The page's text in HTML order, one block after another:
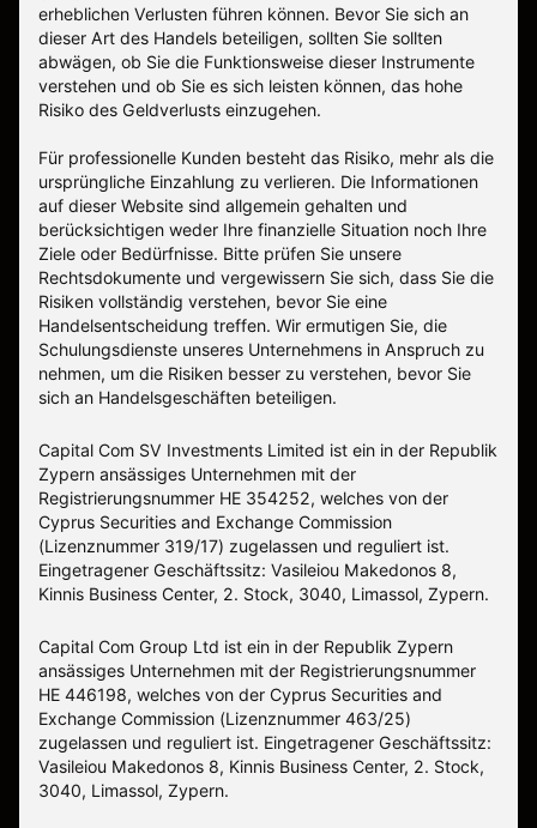
erheblichen Verlusten führen können. Bevor Sie sich an
dieser Art des Handels beteiligen, sollten Sie sollten
abwägen, ob Sie die Funktionsweise dieser Instrumente
verstehen und ob Sie es sich leisten können, das hohe
Risiko des Geldverlusts einzugehen.
Für professionelle Kunden besteht das Risiko, mehr als die
ursprüngliche Einzahlung zu verlieren. Die Informationen
auf dieser Website sind allgemein gehalten und
berücksichtigen weder Ihre finanzielle Situation noch Ihre
Ziele oder Bedürfnisse. Bitte prüfen Sie unsere
Rechtsdokumente und vergewissern Sie sich, dass Sie die
Risiken vollständig verstehen, bevor Sie eine
Handelsentscheidung treffen. Wir ermutigen Sie, die
Schulungsdienste unseres Unternehmens in Anspruch zu
nehmen, um die Risiken besser zu verstehen, bevor Sie
sich an Handelsgeschäften beteiligen.
Capital Com SV Investments Limited ist ein in der Republik
Zypern ansässiges Unternehmen mit der
Registrierungsnummer HE 354252, welches von der
Cyprus Securities and Exchange Commission
(Lizenznummer 319/17) zugelassen und reguliert ist.
Eingetragener Geschäftssitz: Vasileiou Makedonos 8,
Kinnis Business Center, 2. Stock, 3040, Limassol, Zypern.
Capital Com Group Ltd ist ein in der Republik Zypern
ansässiges Unternehmen mit der Registrierungsnummer
ΗΕ 446198, welches von der Cyprus Securities and
Exchange Commission (Lizenznummer 463/25)
zugelassen und reguliert ist. Eingetragener Geschäftssitz:
Vasileiou Makedonos 8, Kinnis Business Center, 2. Stock,
3040, Limassol, Zypern.